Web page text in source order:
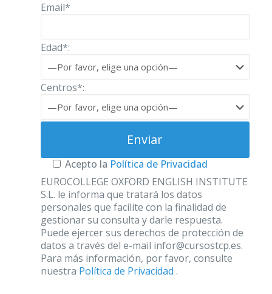
Email*
Edad*:
Centros*:
Acepto la Política de Privacidad
EUROCOLLEGE OXFORD ENGLISH INSTITUTE
S.L. le informa que tratará los datos
personales que facilite con la finalidad de
gestionar su consulta y darle respuesta.
Puede ejercer sus derechos de protección de
datos a través del e-mail infor@cursostcp.es.
Para más información, por favor, consulte
nuestra Política de Privacidad .